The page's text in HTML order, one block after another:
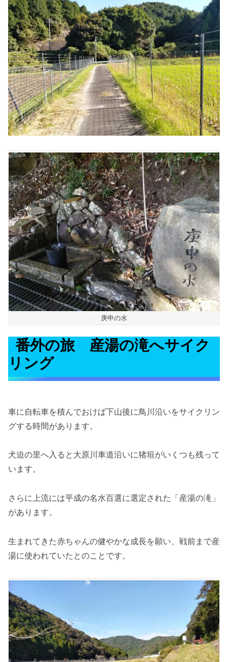
庚申の水
番外の旅 産湯の滝へサイク
リング
車に自転車を積んでおけば下山後に鳥川沿いをサイクリン
グする時間があります。
犬迫の里へ入ると大原川車道沿いに猪垣がいくつも残って
います。
さらに上流には平成の名水百選に選定された「産湯の滝」
があります。
生まれてきた赤ちゃんの健やかな成長を願い、戦前まで産
湯に使われていたとのことです。